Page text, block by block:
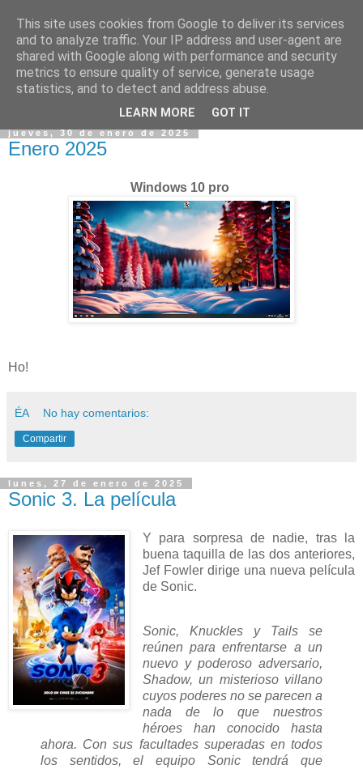
jueves, 30 de enero de 2025
Enero 2025
Windows 10 pro
Ho!
ÉA No hay comentarios:
Compartir
lunes, 27 de enero de 2025
Sonic 3. La película
Y para sorpresa de nadie, tras la
buena taquilla de las dos anteriores,
Jef Fowler dirige una nueva película
de Sonic.
Sonic, Knuckles y Tails se
reúnen para enfrentarse a un
nuevo y poderoso adversario,
Shadow, un misterioso villano
cuyos poderes no se parecen a
nada de lo que nuestros
héroes han conocido hasta
ahora. Con sus facultades superadas en todos
los sentidos, el equipo Sonic tendrá que
This site uses cookies from Google to deliver its services
and to analyze traffic. Your IP address and user-agent are
shared with Google along with performance and security
metrics to ensure quality of service, generate usage
statistics, and to detect and address abuse.
LEARN MORE GOT IT